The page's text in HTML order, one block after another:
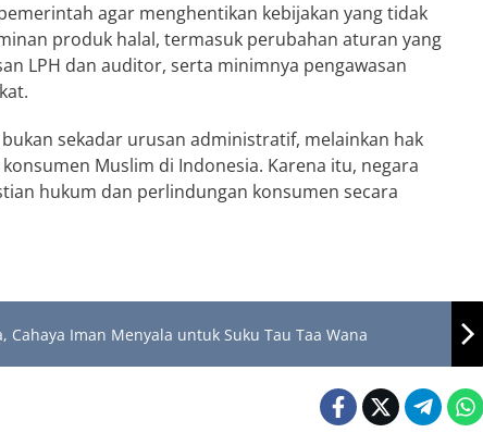
agar menghentikan kebijakan yang tidak
produk halal, termasuk perubahan aturan yang
LPH dan auditor, serta minimnya pengawasan
sekadar urusan administratif, melainkan hak
Muslim di Indonesia. Karena itu, negara
hukum dan perlindungan konsumen secara
Cahaya Iman Menyala untuk Suku Tau Taa Wana